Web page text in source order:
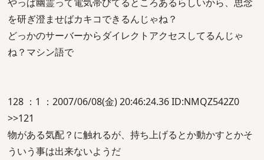
を研ぎ澄ませばカキコできるんじゃね？
どっかのサーバーからダイレクトアクセスしてるんじゃ
ね？マシン語で
128 ：1 ：2007/06/08(金) 20:46:24.36 ID:NMQZ542Z0
>>121
物がある気配？に触れるが、持ち上げるとか動かすとかそ
ういう事は出来ないようだ